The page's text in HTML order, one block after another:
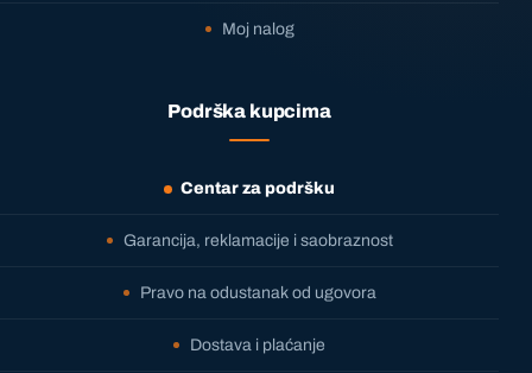
Moj nalog
Podrška kupcima
Centar za podršku
Garancija, reklamacije i saobraznost
Pravo na odustanak od ugovora
Dostava i plaćanje